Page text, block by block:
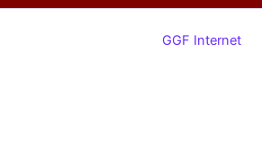
GGF Internet